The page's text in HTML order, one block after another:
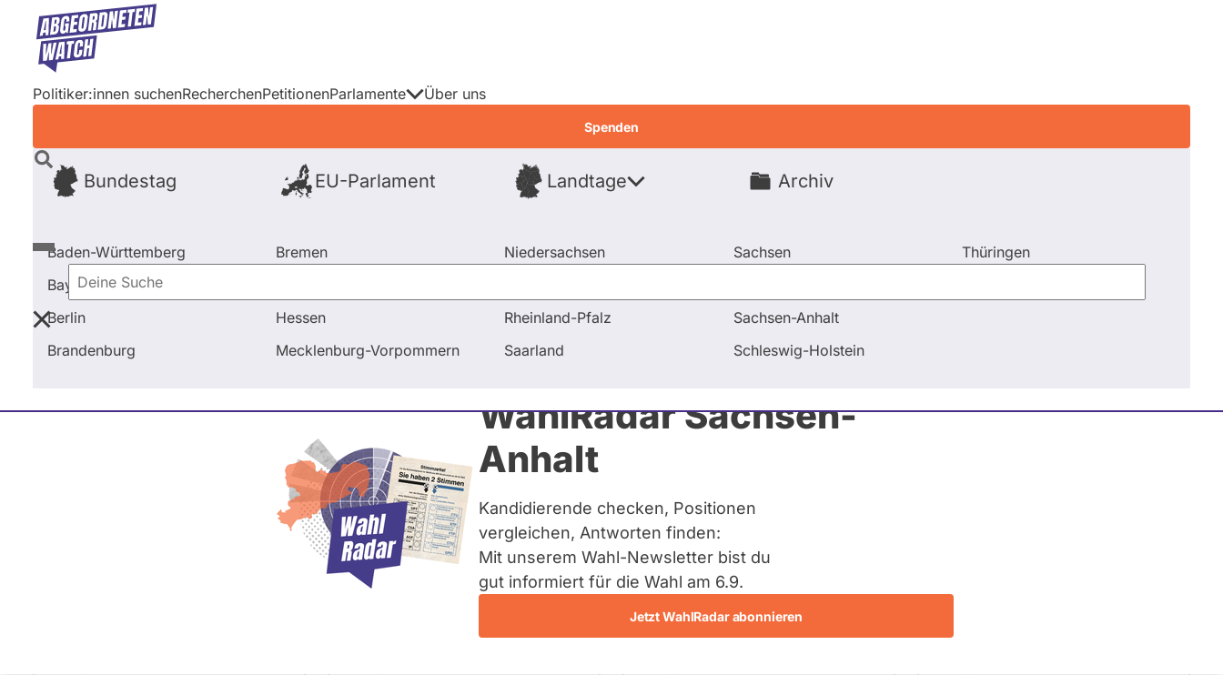
Direkt
Inhalt
Politiker:innen suchenRecherchenPetitionenParlamente
Bundestag EU-Parlament Landtage
Baden-Württemberg
Bayern
Berlin
Brandenburg
Bremen
Hessen
Mecklenburg-Vorpommern
Niedersachsen
Rheinland-Pfalz
Saarland
Sachsen
Sachsen-Anhalt
Schleswig-Holstein
Thüringen
Archiv
Über uns
Spenden
Deine
Suche
WahlRadar Sachsen-
Anhalt
Kandidierende checken, Positionen
vergleichen, Antworten finden:
Mit unserem Wahl-Newsletter bist du
gut informiert für die Wahl am 6.9.
Jetzt WahlRadar abonnieren
Startseite Baden-Württemberg Wahl 2006 Kandidierende
Baden-Württemberg Wahl 2006 - Kandidierende
64 - Ulm Wahlliste
- Alle -